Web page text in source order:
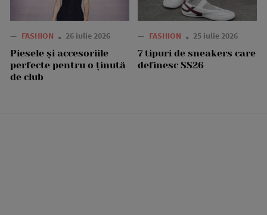
— FASHION 26 iulie 2026
Piesele și accesoriile
perfecte pentru o ținută
de club
— FASHION 25 iulie 2026
7 tipuri de sneakers care
definesc SS26